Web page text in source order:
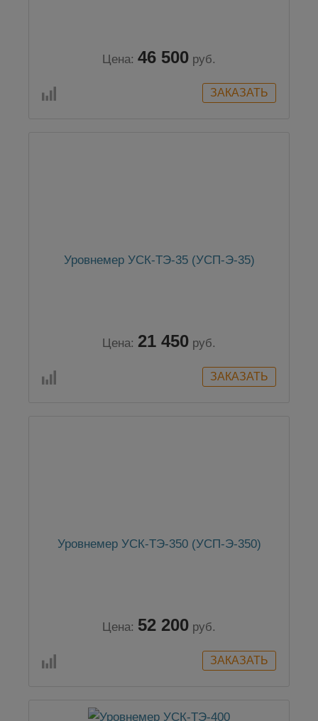
Цена: 46 500 руб.
Уровнемер УСК-ТЭ-35 (УСП-Э-35)
Цена: 21 450 руб.
Уровнемер УСК-ТЭ-350 (УСП-Э-350)
Цена: 52 200 руб.